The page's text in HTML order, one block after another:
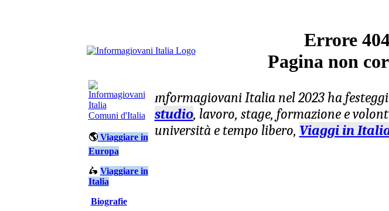
Errore
Pagina non
Comuni d'Italia
🌎Viaggiare in
Europa
🛵 Viaggiare in
Italia
Biografie
InformagiovaniItalia nel 2023 ha
studio, lavoro, stage, formazione e
università e tempo libero, Viaggi in